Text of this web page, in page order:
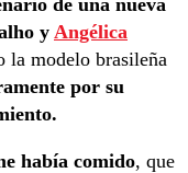
y Angélica
la modelo brasileña
por su
había comido, que